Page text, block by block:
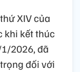
XIV của
khi kết thúc
2026, đã
đối với